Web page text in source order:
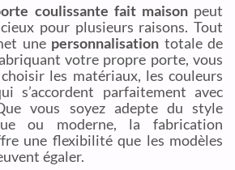
coulissante fait maisonpeut
pour plusieurs raisons. Tout
une personnalisation totale de
votre propre porte, vous
les matériaux, les couleurs
s’accordent parfaitement avec
vous soyez adepte du style
ou moderne, la fabrication
une flexibilité que les modèles
égaler.